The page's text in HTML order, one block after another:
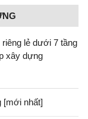
lẻ dưới 7 tầng
xây dựng
[mới nhất]